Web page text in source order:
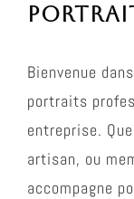
Bienvenue
portraits
entreprise.
artisan, ou
accompagne